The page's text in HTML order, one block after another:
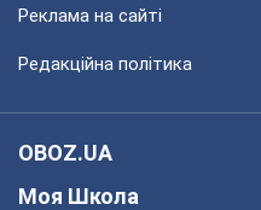
Реклама на сайті
Редакційна політика
OBOZ.UA
Моя Школа